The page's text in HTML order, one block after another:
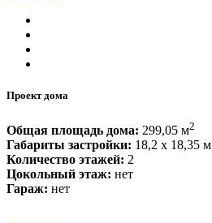
Проект дома
Общая площадь дома: 299,05 м2
Габариты застройки: 18,2 x 18,35 м
Количество этажей: 2
Цокольный этаж: нет
Гараж: нет